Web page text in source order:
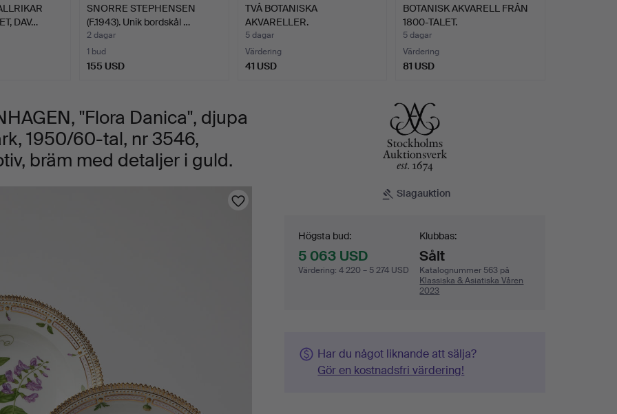
DAV…
SNORRE STEPHENSEN
(F.1943). Unik bordskål …
2 dagar
1 bud
155 USD
TVÅ BOTANISKA
AKVARELLER.
5 dagar
Värdering
41 USD
BOTANISK AKVARELL FRÅN
1800-TALET.
5 dagar
Värdering
81 USD
"Flora Danica", djupa
1950/60-tal, nr 3546,
bräm med detaljer i guld.
Slagauktion
Högsta bud:
5 063 USD
Värdering: 4 220 – 5 274 USD
Klubbas:
Sålt
Katalognummer 563 på
Klassiska & Asiatiska Våren
2023
Har du något liknande att sälja?
Gör en kostnadsfri värdering!